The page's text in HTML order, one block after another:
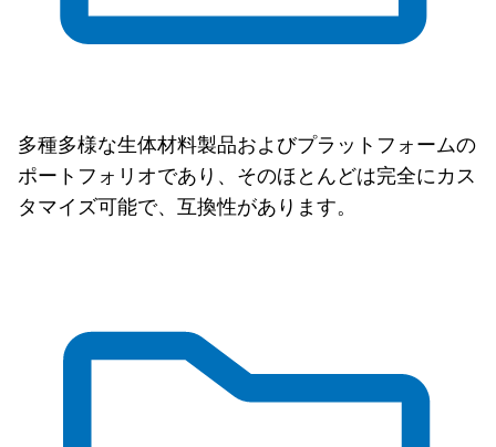
多種多様な生体材料製品およびプラットフォームの
ポートフォリオであり、そのほとんどは完全にカス
タマイズ可能で、互換性があります。